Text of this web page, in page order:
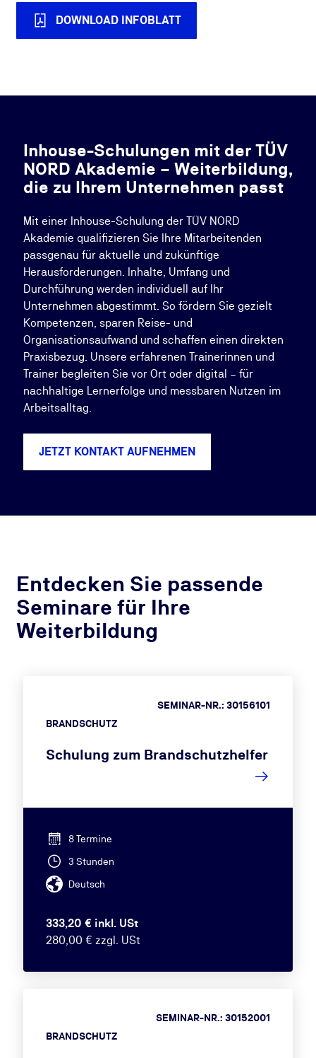
DOWNLOAD INFOBLATT
Inhouse-Schulungen mit der TÜV
NORD Akademie – Weiterbildung,
die zu Ihrem Unternehmen passt
Mit einer Inhouse-Schulung der TÜV NORD
Akademie qualifizieren Sie Ihre Mitarbeitenden
passgenau für aktuelle und zukünftige
Herausforderungen. Inhalte, Umfang und
Durchführung werden individuell auf Ihr
Unternehmen abgestimmt. So fördern Sie gezielt
Kompetenzen, sparen Reise- und
Organisationsaufwand und schaffen einen direkten
Praxisbezug. Unsere erfahrenen Trainerinnen und
Trainer begleiten Sie vor Ort oder digital – für
nachhaltige Lernerfolge und messbaren Nutzen im
Arbeitsalltag.
JETZT KONTAKT AUFNEHMEN
Entdecken Sie passende
Seminare für Ihre
Weiterbildung
BRANDSCHUTZ
SEMINAR-NR.: 30156101
Schulung zum Brandschutzhelfer
8 Termine
3 Stunden
Deutsch
333,20 € inkl. USt
280,00 € zzgl. USt
BRANDSCHUTZ
SEMINAR-NR.: 30152001